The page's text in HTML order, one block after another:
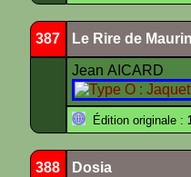
387 Le Rire de
Jean AICARD
Édition originale :
388 Dosia